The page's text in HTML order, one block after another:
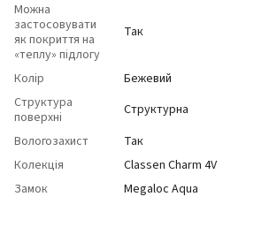
Можна
застосовувати
як покриття на
«теплу» підлогу
Так
Колір
Бежевий
Структура
поверхні
Структурна
Вологозахист
Так
Колекція
Classen Charm 4V
Замок
Megaloc Aqua